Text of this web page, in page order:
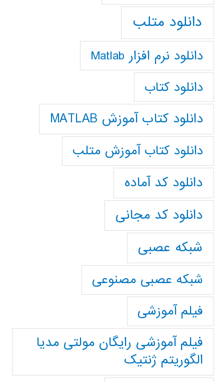
دانلود متلب
دانلود نرم افزار Matlab
دانلود کتاب
دانلود کتاب آموزش MATLAB
دانلود کتاب آموزش متلب
دانلود کد آماده
دانلود کد مجانی
شبکه عصبی
شبکه عصبی مصنوعی
فیلم آموزشی
فیلم آموزشی رایگان مولتی مدیا
الگوریتم ژنتیک